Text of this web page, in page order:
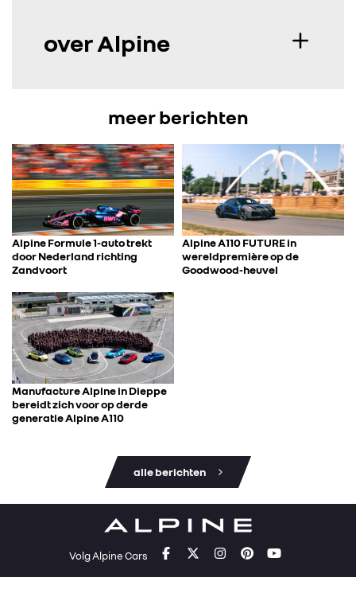
over Alpine
meer berichten
Alpine Formule 1-auto trekt
door Nederland richting
Zandvoort
Alpine A110 FUTURE in
wereldpremière op de
Goodwood-heuvel
Manufacture Alpine in Dieppe
bereidt zich voor op derde
generatie Alpine A110
alle berichten
Volg Alpine Cars